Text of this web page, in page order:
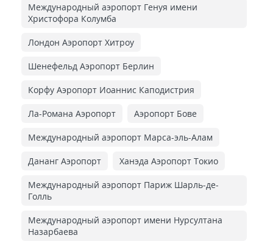
Международный аэропорт Генуя имени
Христофора Колумба
Лондон Аэропорт Хитроу
Шенефельд Аэропорт Берлин
Корфу Аэропорт Иоаннис Каподистрия
Ла-Романа Аэропорт Аэропорт Бове
Международный аэропорт Марса-эль-Алам
Дананг Аэропорт Ханэда Аэропорт Токио
Международный аэропорт Париж Шарль-де-
Голль
Международный аэропорт имени Нурсултана
Назарбаева